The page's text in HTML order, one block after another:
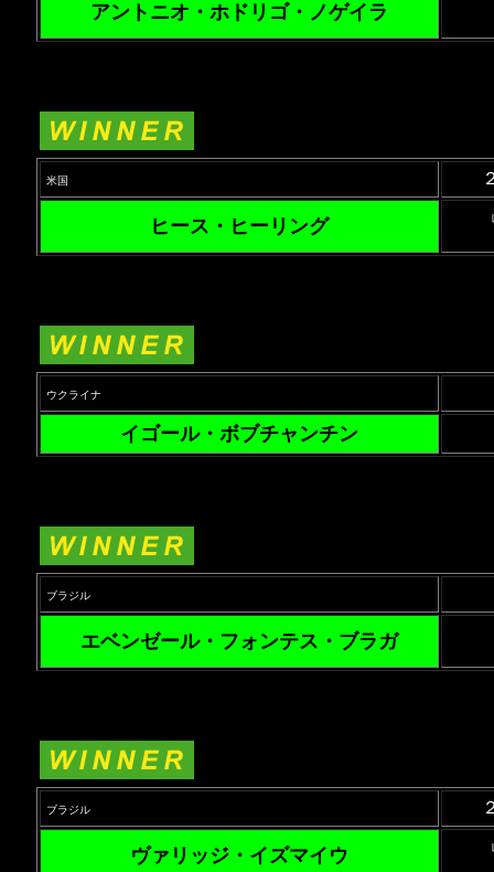
アントニオ・ホドリゴ・ノゲイラ
米国
ヒース・ヒーリング
ウクライナ
イゴール・ボブチャンチン
ブラジル
エベンゼール・フォンテス・ブラガ
ブラジル
ヴァリッジ・イズマイウ